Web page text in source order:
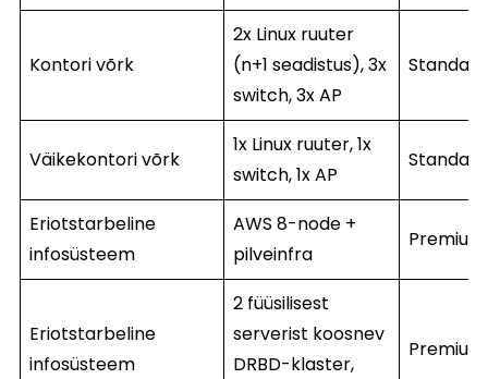
Kontori võrk
2x Linux ruuter
(n+1 seadistus), 3x
switch, 3x AP
Standard
Väikekontori võrk
1x Linux ruuter, 1x
switch, 1x AP
Standard
Eriotstarbeline
infosüsteem
AWS 8-node +
pilveinfra
Premium
Eriotstarbeline
infosüsteem
2 füüsilisest
serverist koosnev
DRBD-klaster,
Premium